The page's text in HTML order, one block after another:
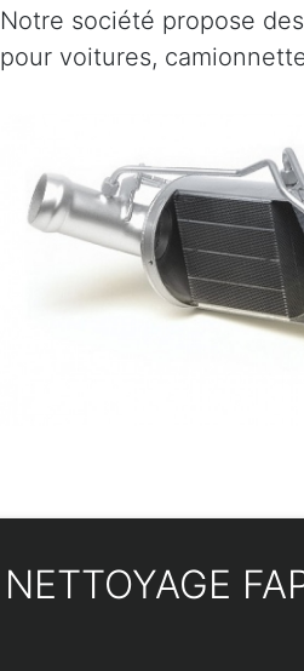
Notre société propose
pour voitures,
NETTOYAGE